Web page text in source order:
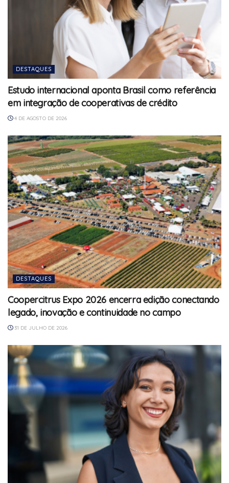
DESTAQUES
Estudo internacional aponta Brasil como referência
em integração de cooperativas de crédito
4 DE AGOSTO DE 2026
DESTAQUES
Coopercitrus Expo 2026 encerra edição conectando
legado, inovação e continuidade no campo
31 DE JULHO DE 2026